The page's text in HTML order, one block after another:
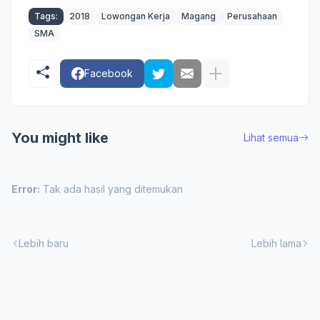
Tags: 2018 Lowongan Kerja Magang
Perusahaan
SMA
Facebook
You might like Lihat semua
Error: Tak ada hasil yang ditemukan
Lebih baru Lebih lama